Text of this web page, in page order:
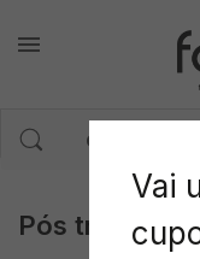
Pós treino
Vai